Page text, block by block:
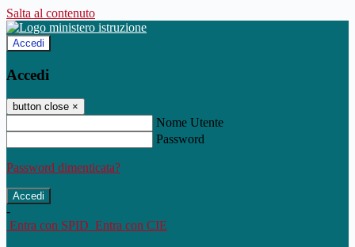
Salta al contenuto
Accedi
Accedi
button close ×
Nome Utente
Password
Password dimenticata?
-
Entra con SPID Entra con CIE